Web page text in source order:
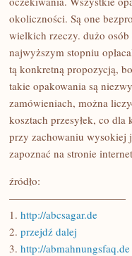
okoliczności. Są one
wielkich rzeczy. dużo
najwyższym stopniu
tą konkretną propozycją,
takie opakowania są
zamówieniach, można
kosztach przesyłek, co
przy zachowaniu wysokiej
zapoznać na stronie
źródło:
———————————
1. http://abcsagar.de
2. przejdź dalej
3. http://abmahnungsfaq.de